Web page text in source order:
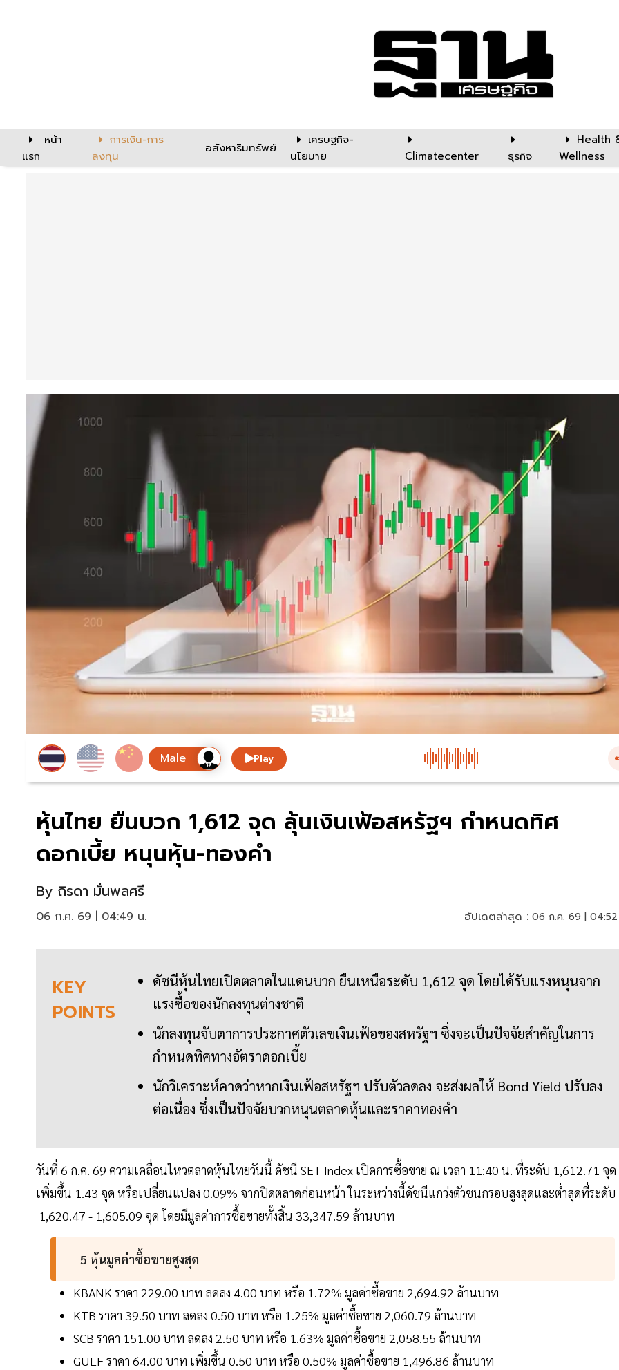
หน้า
แรก
การเงิน-การ
ลงทุน
อสังหาริมทรัพย์
เศรษฐกิจ-
นโยบาย
Climatecenter ธุรกิจ
Health
Wellness
Play
หุ้นไทย ยืนบวก 1,612 จุด ลุ้นเงินเฟ้อสหรัฐฯ กำหนดทิศ
ดอกเบี้ย หนุนหุ้น-ทองคำ
By ถิรดา มั่นพลศรี
06 ก.ค. 69 | 04:49 น. อัปเดตล่าสุด : 06 ก.ค. 69 |
KEY
POINTS
ดัชนีหุ้นไทยเปิดตลาดในแดนบวก ยืนเหนือระดับ 1,612 จุด โดยได้รับแรงหนุนจาก
แรงซื้อของนักลงทุนต่างชาติ
นักลงทุนจับตาการประกาศตัวเลขเงินเฟ้อของสหรัฐฯ ซึ่งจะเป็นปัจจัยสำคัญในการ
กำหนดทิศทางอัตราดอกเบี้ย
นักวิเคราะห์คาดว่าหากเงินเฟ้อสหรัฐฯ ปรับตัวลดลง จะส่งผลให้ Bond Yield ปรับลง
ต่อเนื่อง ซึ่งเป็นปัจจัยบวกหนุนตลาดหุ้นและราคาทองคำ
วันที่ 6 ก.ค. 69 ความเคลื่อนไหวตลาดหุ้นไทยวันนี้ ดัชนี SET Index เปิดการซื้อขาย ณ เวลา 11:40 น. ที่ระดับ 1,612.71 จุด
เพิ่มขึ้น 1.43 จุด หรือเปลี่ยนแปลง 0.09% จากปิดตลาดก่อนหน้า ในระหว่างนี้ดัชนีแกว่งตัวชนกรอบสูงสุดและต่ำสุดที่ระดับ
1,620.47 - 1,605.09 จุด โดยมีมูลค่าการซื้อขายทั้งสิ้น 33,347.59 ล้านบาท
5 หุ้นมูลค่าซื้อขายสูงสุด
KBANK ราคา 229.00 บาท ลดลง 4.00 บาท หรือ 1.72% มูลค่าซื้อขาย 2,694.92 ล้านบาท
KTB ราคา 39.50 บาท ลดลง 0.50 บาท หรือ 1.25% มูลค่าซื้อขาย 2,060.79 ล้านบาท
SCB ราคา 151.00 บาท ลดลง 2.50 บาท หรือ 1.63% มูลค่าซื้อขาย 2,058.55 ล้านบาท
GULF ราคา 64.00 บาท เพิ่มขึ้น 0.50 บาท หรือ 0.50% มูลค่าซื้อขาย 1,496.86 ล้านบาท